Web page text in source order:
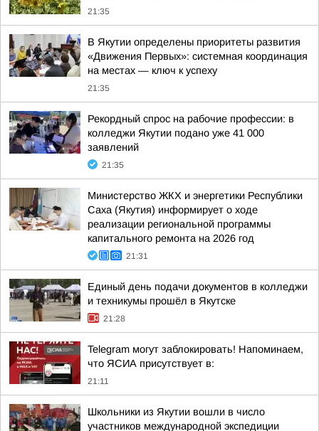
21:35
В Якутии определены приоритеты развития
«Движения Первых»: системная координация
на местах — ключ к успеху
21:35
Рекордный спрос на рабочие профессии: в
колледжи Якутии подано уже 41 000
заявлений
21:35
Министерство ЖКХ и энергетики Республики
Саха (Якутия) информирует о ходе
реализации региональной программы
капитального ремонта на 2026 год
21:31
Единый день подачи документов в колледжи
и техникумы прошёл в Якутске
21:28
Telegram могут заблокировать! Напоминаем,
что ЯСИА присутствует в:
21:11
Школьники из Якутии вошли в число
участников международной экспедиции